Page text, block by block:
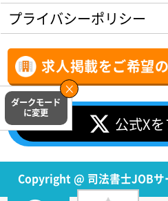
プライバシーポリシー
求人掲載をご希望
公式X
Copyright @ 司法書士JOB